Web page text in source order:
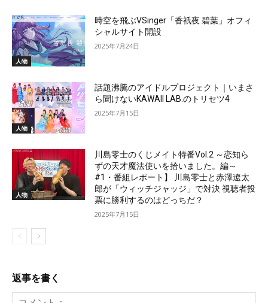
人物
時空を飛ぶVSinger「香祇夜 碧葉」オフィ
シャルサイト開設
2025年7月24日
人物
話題沸騰のアイドルプロジェクト｜いまさ
ら聞けないKAWAII LAB.のトリセツ4
2025年7月15日
人物
川島零士のくじメイト特番Vol.2 ～恋知ら
ずの天才魔法使いを拾いました。編～
#1・番組レポート】 川島零士と赤澤遼太
郎が「ウィッチジャッジ」で対決 視聴者投
票に勝利するのはどっちだ？
2025年7月15日
返事を書く